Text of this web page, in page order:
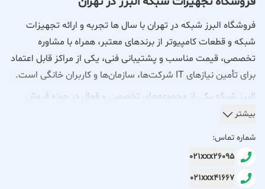
فروشگاه البرز شبکه در تهران با سال ها تجربه و ارائه تجهیزات
شبکه و قطعات کامپیوتر از برندهای معتبر، همراه با مشاوره
تخصصی، قیمت مناسب و پشتیبانی فنی، یکی از مراکز قابل اعتماد
برای تأمین نیازهای IT شرکت‌ها، سازمان‌ها و کاربران خانگی است.
البرز شبکه یکی از مجموعه‌های تخصصی و فعال در حوزه فروش
کسب‌وکارها فعالیت می‌کند. این فروشگاه با بهره‌گیری از تجربه
فنی، تنوع بالای محصولات و همکاری با برندهای معتبر داخلی و
بین‌المللی، توانسته جایگاه قابل اعتمادی در بازار تجهیزات شبکه و
بیشتر
شماره تماس:
021xxx26095
021xxx41667